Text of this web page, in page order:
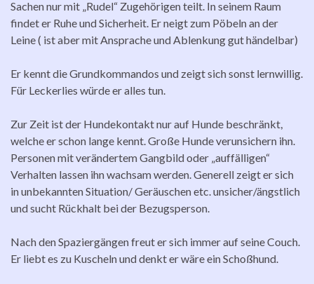
Sachen nur mit „Rudel“ Zugehörigen teilt. In seinem Raum
findet er Ruhe und Sicherheit. Er neigt zum Pöbeln an der
Leine ( ist aber mit Ansprache und Ablenkung gut händelbar)
Er kennt die Grundkommandos und zeigt sich sonst lernwillig.
Für Leckerlies würde er alles tun.
Zur Zeit ist der Hundekontakt nur auf Hunde beschränkt,
welche er schon lange kennt. Große Hunde verunsichern ihn.
Personen mit verändertem Gangbild oder „auffälligen“
Verhalten lassen ihn wachsam werden. Generell zeigt er sich
in unbekannten Situation/ Geräuschen etc. unsicher/ängstlich
und sucht Rückhalt bei der Bezugsperson.
Nach den Spaziergängen freut er sich immer auf seine Couch.
Er liebt es zu Kuscheln und denkt er wäre ein Schoßhund.